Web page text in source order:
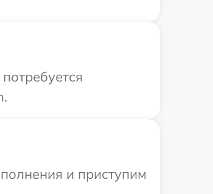
и приступим